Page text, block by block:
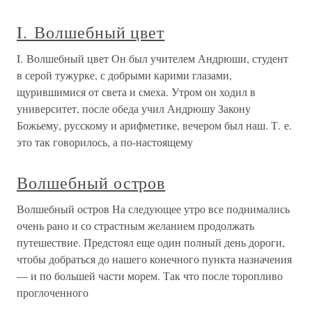
I. Волшебный цвет
I. Волшебный цвет Он был учителем Андрюши, студент
в серой тужурке, с добрыми карими глазами,
щурившимися от света и смеха. Утром он ходил в
университет, после обеда учил Андрюшу Закону
Божьему, русскому и арифметике, вечером был наш. Т. е.
это так говорилось, а по-настоящему
Волшебный остров
Волшебный остров На следующее утро все поднимались
очень рано и со страстным желанием продолжать
путешествие. Предстоял еще один полный день дороги,
чтобы добраться до нашего конечного пункта назначения
— и по большей части морем. Так что после торопливо
проглоченного